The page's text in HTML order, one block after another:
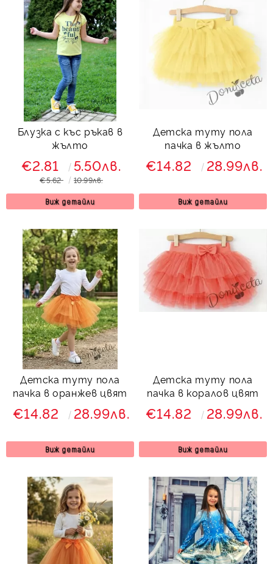
Блузка с къс ръкав в
жълто
€2.81 5.50лв.
€5.62 10.99лв.
Виж детайли
Детска туту пола
пачка в жълто
€14.82 28.99лв.
Виж детайли
Детска туту пола
пачка в оранжев цвят
€14.82 28.99лв.
Виж детайли
Детска туту пола
пачка в коралов цвят
€14.82 28.99лв.
Виж детайли